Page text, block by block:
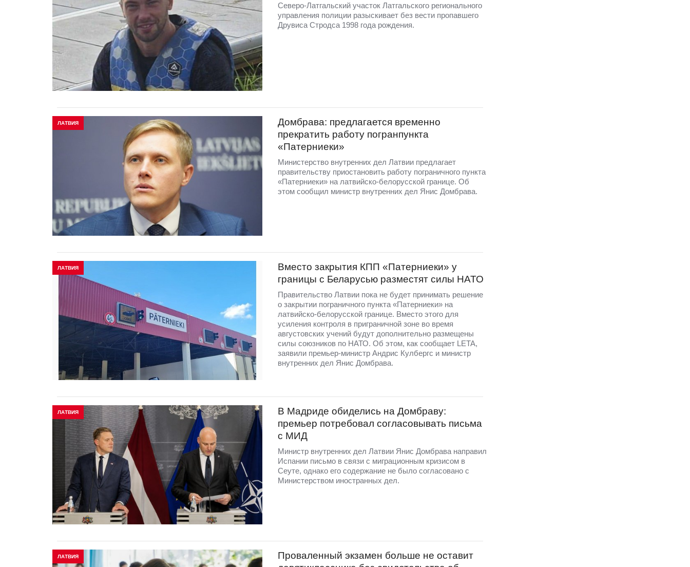
Северо-Латгальский участок Латгальского регионального
управления полиции разыскивает без вести пропавшего
Друвиса Стродса 1998 года рождения.
ЛАТВИЯ
Домбрава: предлагается временно
прекратить работу погранпункта
«Патерниеки»
Министерство внутренних дел Латвии предлагает
правительству приостановить работу пограничного пункта
«Патерниеки» на латвийско-белорусской границе. Об
этом сообщил министр внутренних дел Янис Домбрава.
ЛАТВИЯ
Вместо закрытия КПП «Патерниеки» у
границы с Беларусью разместят силы НАТО
Правительство Латвии пока не будет принимать решение
о закрытии пограничного пункта «Патерниеки» на
латвийско-белорусской границе. Вместо этого для
усиления контроля в приграничной зоне во время
августовских учений будут дополнительно размещены
силы союзников по НАТО. Об этом, как сообщает LETA,
заявили премьер-министр Андрис Кулбергс и министр
внутренних дел Янис Домбрава.
ЛАТВИЯ
В Мадриде обиделись на Домбраву:
премьер потребовал согласовывать письма
с МИД
Министр внутренних дел Латвии Янис Домбрава направил
Испании письмо в связи с миграционным кризисом в
Сеуте, однако его содержание не было согласовано с
Министерством иностранных дел.
ЛАТВИЯ
Проваленный экзамен больше не оставит